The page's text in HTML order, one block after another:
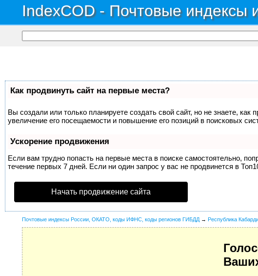
IndexCOD - Почтовые индексы
Как продвинуть сайт на первые места?
Вы создали или только планируете создать свой сайт, но не знаете,
увеличение его посещаемости и повышение его позиций в поисковых
Ускорение продвижения
Если вам трудно попасть на первые места в поиске самостоятельно,
течение первых 7 дней. Если ни один запрос у вас не продвинется в
Начать продвижение сайта
Почтовые индексы России, ОКАТО, коды ИФНС, коды регионов ГИБДД → Республика